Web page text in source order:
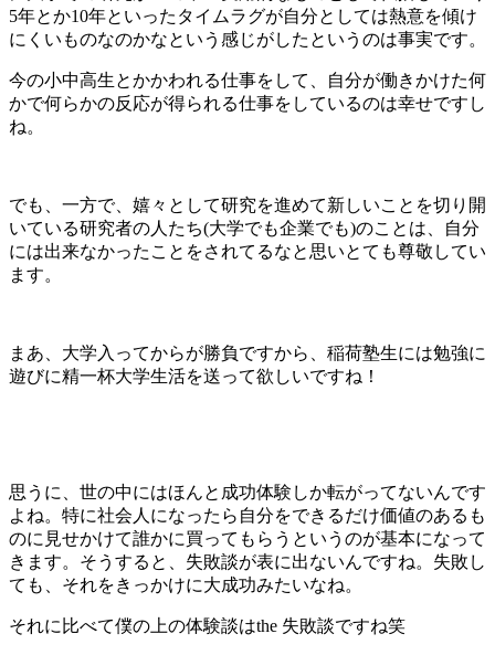
5年とか10年といったタイムラグが自分としては熱意を傾け
にくいものなのかなという感じがしたというのは事実です。
今の小中高生とかかわれる仕事をして、自分が働きかけた何
かで何らかの反応が得られる仕事をしているのは幸せですし
ね。
でも、一方で、嬉々として研究を進めて新しいことを切り開
いている研究者の人たち(大学でも企業でも)のことは、自分
には出来なかったことをされてるなと思いとても尊敬してい
ます。
まあ、大学入ってからが勝負ですから、稲荷塾生には勉強に
遊びに精一杯大学生活を送って欲しいですね！
思うに、世の中にはほんと成功体験しか転がってないんです
よね。特に社会人になったら自分をできるだけ価値のあるも
のに見せかけて誰かに買ってもらうというのが基本になって
きます。そうすると、失敗談が表に出ないんですね。失敗し
ても、それをきっかけに大成功みたいなね。
それに比べて僕の上の体験談はthe 失敗談ですね笑